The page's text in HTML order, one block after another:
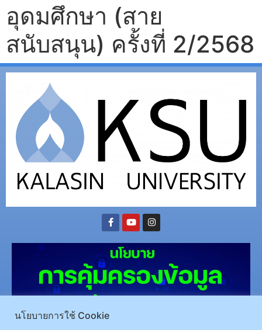
อุดมศึกษา (สาย
สนับสนุน) ครั้งที่ 2/2568
นโยบายการใช้ Cookie